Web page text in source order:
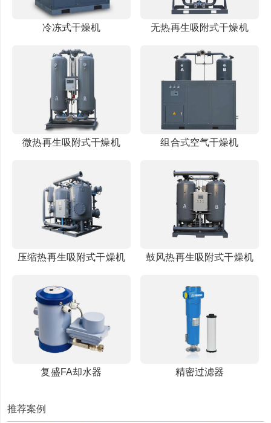
冷冻式干燥机 无热再生吸附式干燥机
微热再生吸附式干燥机 组合式空气干燥机
压缩热再生吸附式干燥机 鼓风热再生吸附式干燥机
复盛FA却水器 精密过滤器
推荐案例